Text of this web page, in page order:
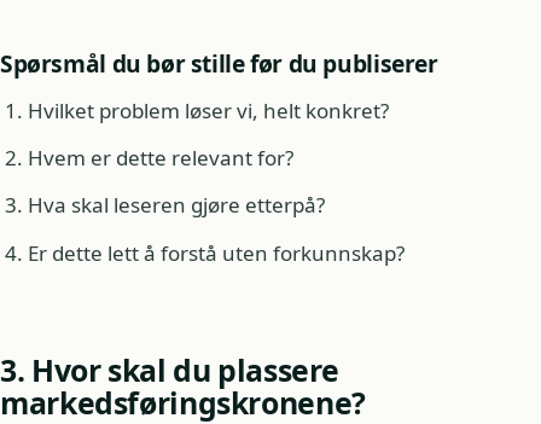
Spørsmål du bør stille før du publiserer
Hvilket problem løser vi, helt konkret?
Hvem er dette relevant for?
Hva skal leseren gjøre etterpå?
Er dette lett å forstå uten forkunnskap?
3. Hvor skal du plassere
markedsføringskronene?